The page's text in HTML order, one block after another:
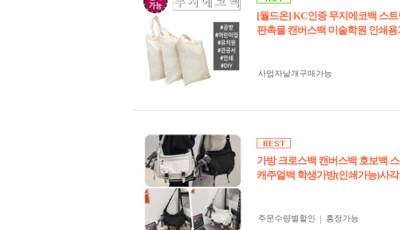
[월드온] KC인증 무지에코백 스
판촉물 캔버스백 미술학원 인쇄용
사업자 낱개구매가능
가방 크로스백 캔버스백 호보백
캐주얼백 학생가방(인쇄가능)사
주문수량별할인
흥정가능